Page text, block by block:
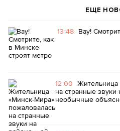
ЕЩЕ
13:48 Вау!
12:00 Жительница
на странные
необычные